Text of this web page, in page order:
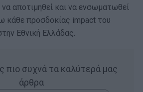
αποτιμηθεί και να ενσωματωθεί
κάθε προσδοκίας impact του
Εθνική Ελλάδας.
πιο συχνά τα καλύτερά μας
άρθρα